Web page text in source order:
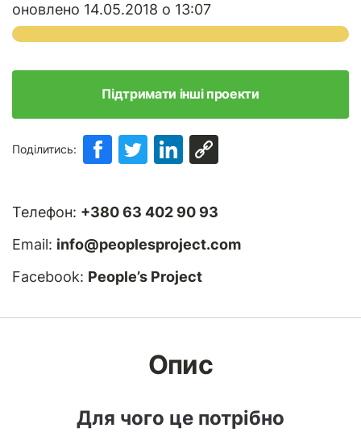
оновлено 14.05.2018 о 13:07
Підтримати інші проекти
Поділитись:
Телефон: +380 63 402 90 93
Email: info@peoplesproject.com
Facebook: People’s Project
Опис
Для чого це потрібно